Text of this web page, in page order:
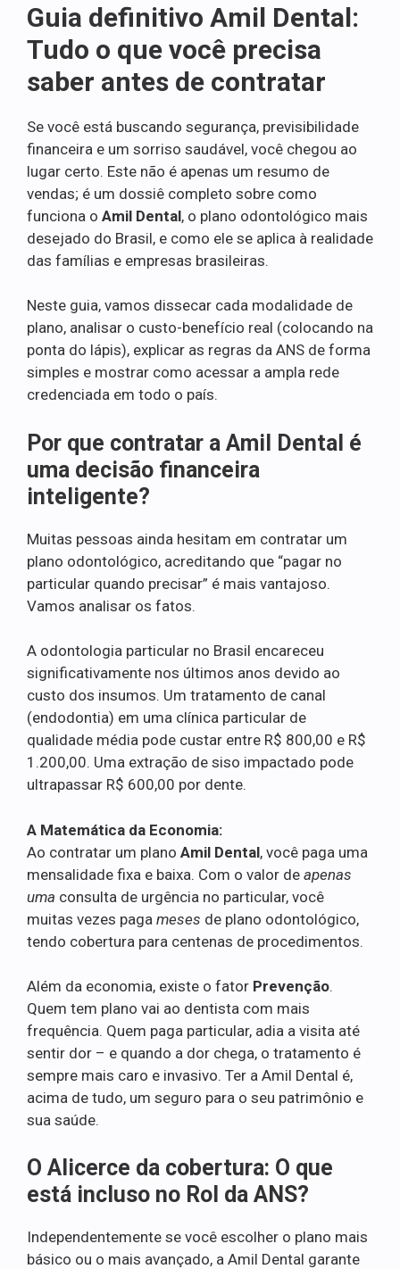
Guia definitivo Amil Dental:
Tudo o que você precisa
saber antes de contratar
Se você está buscando segurança, previsibilidade
financeira e um sorriso saudável, você chegou ao
lugar certo. Este não é apenas um resumo de
vendas; é um dossiê completo sobre como
funciona o Amil Dental, o plano odontológico mais
desejado do Brasil, e como ele se aplica à realidade
das famílias e empresas brasileiras.
Neste guia, vamos dissecar cada modalidade de
plano, analisar o custo-benefício real (colocando na
ponta do lápis), explicar as regras da ANS de forma
simples e mostrar como acessar a ampla rede
credenciada em todo o país.
Por que contratar a Amil Dental é
uma decisão financeira
inteligente?
Muitas pessoas ainda hesitam em contratar um
plano odontológico, acreditando que “pagar no
particular quando precisar” é mais vantajoso.
Vamos analisar os fatos.
A odontologia particular no Brasil encareceu
significativamente nos últimos anos devido ao
custo dos insumos. Um tratamento de canal
(endodontia) em uma clínica particular de
qualidade média pode custar entre R$ 800,00 e R$
1.200,00. Uma extração de siso impactado pode
ultrapassar R$ 600,00 por dente.
A Matemática da Economia:
Ao contratar um plano Amil Dental, você paga uma
mensalidade fixa e baixa. Com o valor de apenas
uma consulta de urgência no particular, você
muitas vezes paga meses de plano odontológico,
tendo cobertura para centenas de procedimentos.
Além da economia, existe o fator Prevenção.
Quem tem plano vai ao dentista com mais
frequência. Quem paga particular, adia a visita até
sentir dor – e quando a dor chega, o tratamento é
sempre mais caro e invasivo. Ter a Amil Dental é,
acima de tudo, um seguro para o seu patrimônio e
sua saúde.
O Alicerce da cobertura: O que
está incluso no Rol da ANS?
Independentemente se você escolher o plano mais
básico ou o mais avançado, a Amil Dental garante